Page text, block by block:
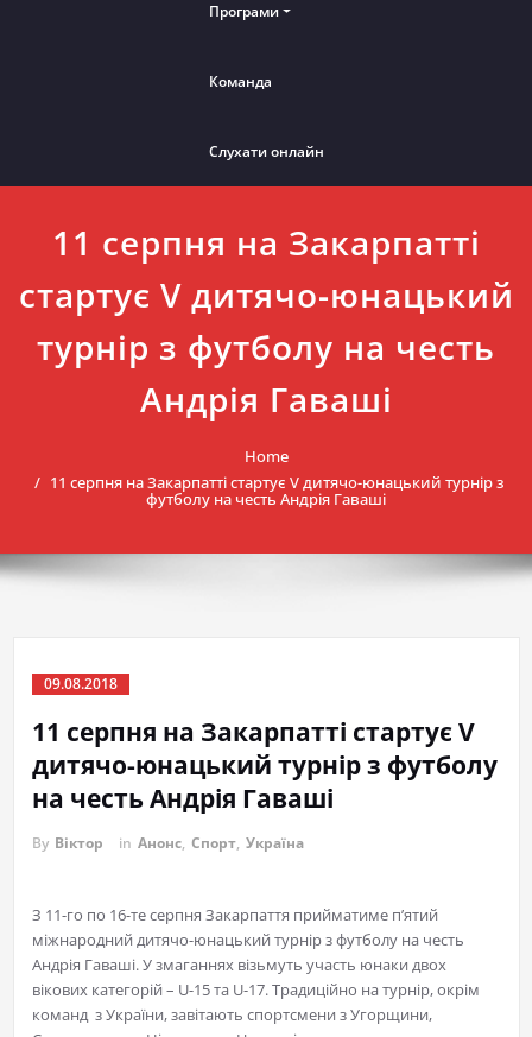
Програми
Команда
Слухати онлайн
11 серпня на Закарпатті
стартує V дитячо-юнацький
турнір з футболу на честь
Андрія Гаваші
Home
11 серпня на Закарпатті стартує V дитячо-юнацький турнір з
футболу на честь Андрія Гаваші
09.08.2018
11 серпня на Закарпатті стартує V
дитячо-юнацький турнір з футболу
на честь Андрія Гаваші
By Віктор in Анонс, Спорт, Україна
З 11-го по 16-те серпня Закарпаття прийматиме п’ятий
міжнародний дитячо-юнацький турнір з футболу на честь
Андрія Гаваші. У змаганнях візьмуть участь юнаки двох
вікових категорій – U-15 та U-17. Традиційно на турнір, окрім
команд з України, завітають спортсмени з Угорщини,